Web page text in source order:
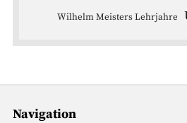
Wilhelm Meisters Lehrjahre
Navigation